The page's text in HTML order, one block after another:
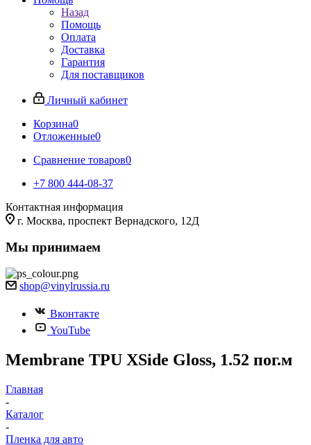
Назад
Помощь
Оплата
Доставка
Гарантия
Для поставщиков
Личный кабинет
Корзина0
Отложенные0
Сравнение товаров0
+7 800 444-08-37
Контактная информация
г. Москва, проспект Вернадского, 12Д
Мы принимаем
shop@vinylrussia.ru
Вконтакте
YouTube
Membrane TPU XSide Gloss, 1.52 пог.м
Главная
-
Каталог
-
Пленка для авто